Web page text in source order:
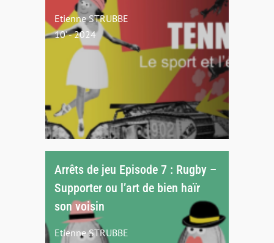
Etienne STRUBBE
10' - 2024
Arrêts de jeu Episode 7 : Rugby –
Supporter ou l’art de bien haïr
son voisin
Etienne STRUBBE